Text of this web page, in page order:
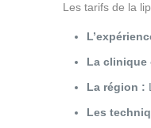
Les tarifs de la
La clinique
La région :
Les